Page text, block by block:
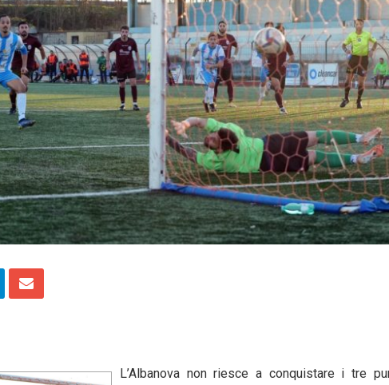
L’Albanova non riesce a conquistare i tre